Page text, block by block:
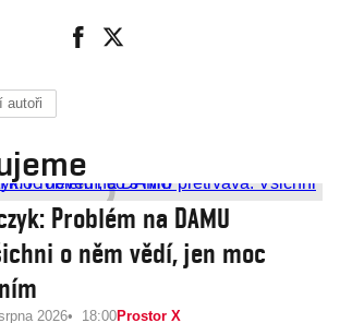
autoři
Problém na DAMU
o něm vědí, jen moc
2026 18:00Prostor X